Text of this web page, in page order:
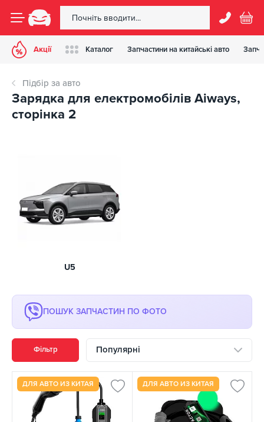
Акції Каталог Запчастини на китайські авто
Підбір за авто
Зарядка для електромобілів Aiways,
сторінка 2
U5
ПОШУК ЗАПЧАСТИН ПО ФОТО
Фільтр Популярні
ДЛЯ АВТО ИЗ КИТАЯ ДЛЯ АВТО ИЗ КИТАЯ